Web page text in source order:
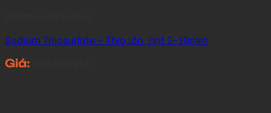
Sodium Thiosulfate – Thio lớn, hạt 2-10mm
Giá: